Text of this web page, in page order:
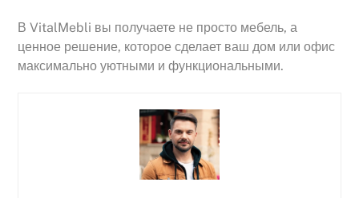
В VitalMebli вы получаете не просто мебель, а
ценное решение, которое сделает ваш дом или офис
максимально уютными и функциональными.